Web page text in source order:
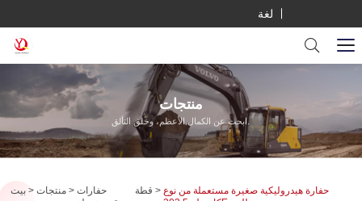
لغة
منتجات
ابحث عن الكمال الأعظم، وخلق التألق.
بيت منتجات
حفارات
قطة
حفارة هيدروليكية صغيرة مستعملة من نوع